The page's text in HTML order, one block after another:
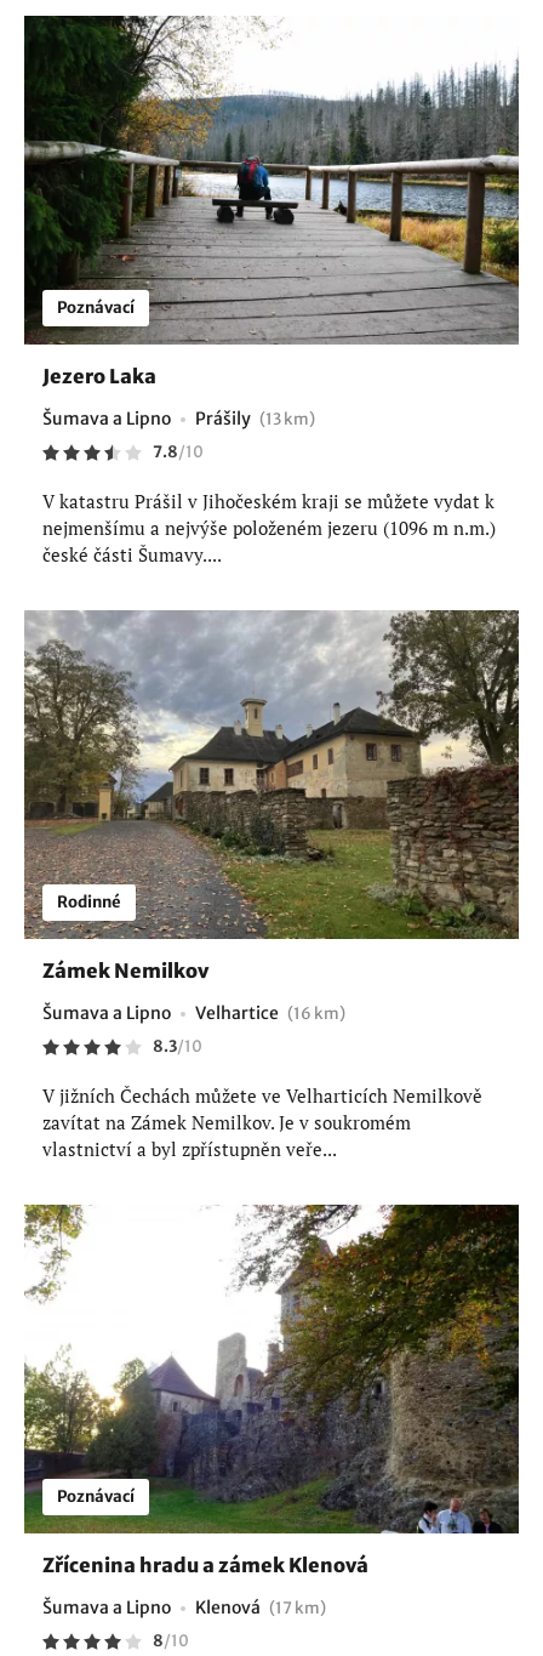
Poznávací
Jezero Laka
Šumava a Lipno Prášily (13 km)
7.8/10
V katastru Prášil v Jihočeském kraji se můžete vydat k
nejmenšímu a nejvýše položeném jezeru (1096 m n.m.)
české části Šumavy....
Rodinné
Zámek Nemilkov
Šumava a Lipno Velhartice (16 km)
8.3/10
V jižních Čechách můžete ve Velharticích Nemilkově
zavítat na Zámek Nemilkov. Je v soukromém
vlastnictví a byl zpřístupněn veře...
Poznávací
Zřícenina hradu a zámek Klenová
Šumava a Lipno Klenová (17 km)
8/10